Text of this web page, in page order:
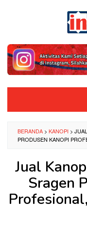
BERANDA > KANOPI >
PRODUSEN KANOPI
Jual
Sragen